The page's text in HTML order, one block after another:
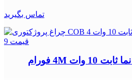
تماس بگیرید
چراغ پروژکتوری COB نما ثابت 10 وات 4M فورام